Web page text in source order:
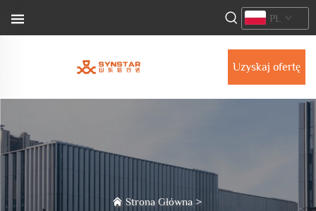
Uzyskaj ofertę
PL
Strona Główna>